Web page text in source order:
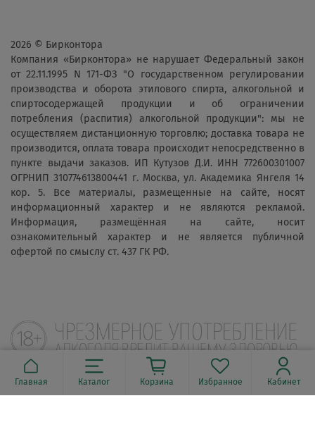
2026 © Бирконтора
Компания «Бирконтора» не нарушает Федеральный закон
от 22.11.1995 N 171-ФЗ "О государственном регулировании
производства и оборота этилового спирта, алкогольной и
спиртосодержащей продукции и об ограничении
потребления (распития) алкогольной продукции": мы не
осуществляем дистанционную торговлю; доставка товара не
производится, оплата товара происходит непосредственно в
пункте выдачи заказов. ИП Кутузов Д.И. ИНН 772600301007
ОГРНИП 310774613800441 г. Москва, ул. Академика Янгеля 14
кор. 5. Все материалы, размещенные на сайте, носят
информационный характер и не являются рекламой.
Информация, размещённая на сайте, носит
ознакомительный характер и не является публичной
офертой по смыслу ст. 437 ГК РФ.
Главная Каталог Корзина Избранное Кабинет